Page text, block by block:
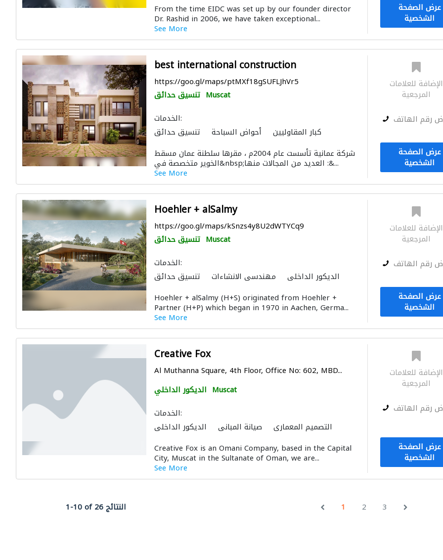
موردو مواد البناء مقاولون لمكافحة الحريق الإنارة
النمذجة والتصوير ثلاثي الأبعاد التصميم المعماري
From the time EIDC was set up by our founder director
Dr. Rashid in 2006, we have taken exceptional...
See More
عرض الصفحة
الشخصية
best international construction
https://goo.gl/maps/ptMXf18gSUFLJhVr5
تنسيق حدائق Muscat
الخدمات:
تنسيق حدائق
أحواض السباحة كبار المقاوليين
الأثاث والمفروشات المنزلية الموبيليا والنجارة المنيوم
الديكور الداخلي التصميم المعماري
شركة عمانية تأسست عام 2004م ، مقرها سلطنة عمان مسقط
الخوير متخصصة في&nbsp;العديد من المجالات منها :&...
See More
الإضافة للعلامات
المرجعية
رقم الهاتف
عرض الصفحة
الشخصية
Hoehler + alSalmy
https://goo.gl/maps/kSnzs4y8U2dWTYCq9
تنسيق حدائق Muscat
الخدمات:
تنسيق حدائق
مهندسي الانشاءات الديكور الداخلي
Hoehler + alSalmy (H+S) originated from Hoehler +
Partner (H+P) which began in 1970 in Aachen, Germa...
See More
الإضافة للعلامات
المرجعية
رقم الهاتف
عرض الصفحة
الشخصية
Creative Fox
Al Muthanna Square, 4th Floor, Office No: 602, MBD...
الديكور الداخلي Muscat
الخدمات:
الديكور الداخلي
صيانة المباني
التصميم المعماري
Creative Fox is an Omani Company, based in the Capital
City, Muscat in the Sultanate of Oman, we are...
See More
الإضافة للعلامات
المرجعية
رقم الهاتف
عرض الصفحة
الشخصية
1-10 of 26 النتائج 1 2 3